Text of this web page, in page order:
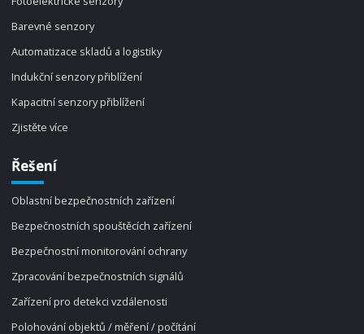
Barevné senzory
Automatizace skladů a logistiky
Indukční senzory přiblížení
Kapacitní senzory přiblížení
Zjistěte více
Řešení
Oblastní bezpečnostních zařízení
Bezpečnostních spouštěcích zařízení
Bezpečnostní monitorování ochrany
Zpracování bezpečnostních signálů
Zařízení pro detekci vzdálenosti
Polohování objektů / měření / počítání